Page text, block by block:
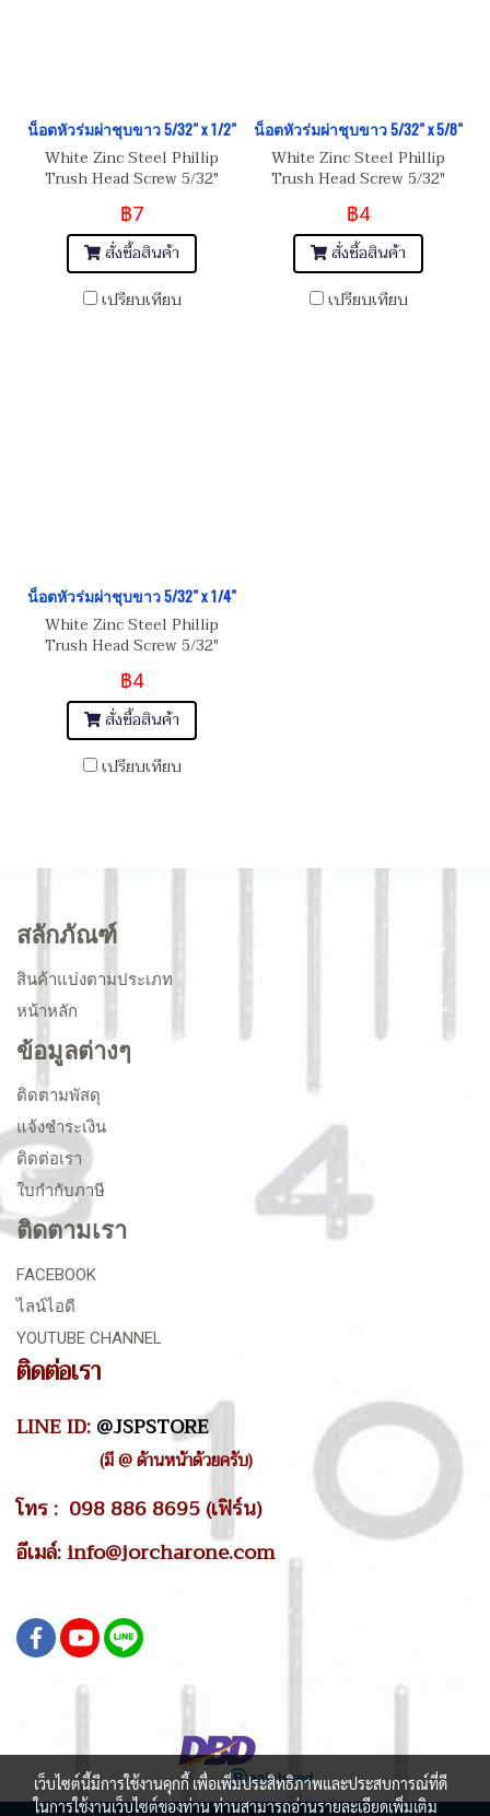
น็อตหัวร่มผ่าชุบขาว 5/32" x 1/2"
White Zinc Steel Phillip
Trush Head Screw 5/32"
(BSW/NC) 32
฿7
สั่งซื้อสินค้า
เปรียบเทียบ
น็อตหัวร่มผ่าชุบขาว 5/32" x 5/8"
White Zinc Steel Phillip
Trush Head Screw 5/32"
(BSW/NC) 32
฿4
สั่งซื้อสินค้า
เปรียบเทียบ
น็อตหัวร่มผ่าชุบขาว 5/32" x 1/4"
White Zinc Steel Phillip
Trush Head Screw 5/32"
(BSW/NC) 32
฿4
สั่งซื้อสินค้า
เปรียบเทียบ
สลักภัณฑ์
สินค้าแบ่งตามประเภท
หน้าหลัก
ข้อมูลต่างๆ
ติดตามพัสดุ
แจ้งชำระเงิน
ติดต่อเรา
ใบกำกับภาษี
ติดตามเรา
FACEBOOK
ไลน์ไอดี
YOUTUBE CHANNEL
ติดต่อเรา
LINE ID:@JSPSTORE
(มี @ ด้านหน้าด้วยครับ)
โทร : 098 886 8695 (เฟิร์น)
อีเมล์: info@jorcharone.com
เว็บไซต์นี้มีการใช้งานคุกกี้ เพื่อเพิ่มประสิทธิภาพและประสบการณ์ที่ดี
ในการใช้งานเว็บไซต์ของท่าน ท่านสามารถอ่านรายละเอียดเพิ่มเติม